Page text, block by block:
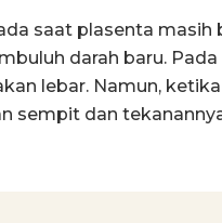
saat plasenta masih
darah baru.
lebar. Namun,
sempit dan